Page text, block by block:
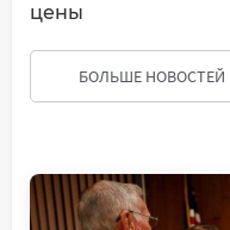
цены
БОЛЬШЕ НОВОСТЕЙ